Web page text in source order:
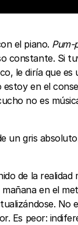
el piano. Pum-
constante. Si
le diría que
estoy en el
no es
un gris
de la realidad
en el
No
Es peor: